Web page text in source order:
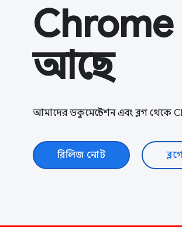
আছে
আমাদের ডকুমেন্টেশন এবং ব্লগ থেকে
রিলিজ নোট